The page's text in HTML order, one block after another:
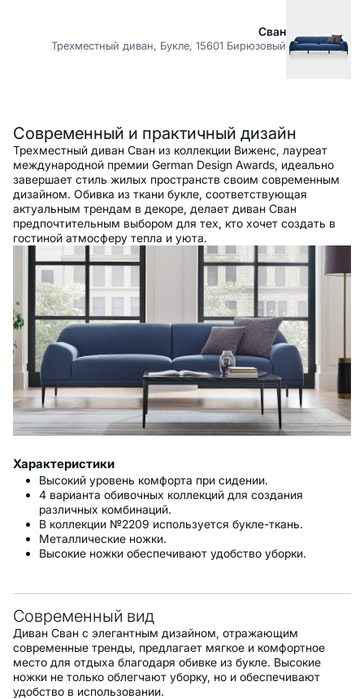
Сван
Трехместный диван, Букле, 15601 Бирюзовый
Современный и практичный дизайн
Трехместный диван Сван из коллекции Виженс, лауреат
международной премии German Design Awards, идеально
завершает стиль жилых пространств своим современным
дизайном. Обивка из ткани букле, соответствующая
актуальным трендам в декоре, делает диван Сван
предпочтительным выбором для тех, кто хочет создать в
гостиной атмосферу тепла и уюта.
Характеристики
Высокий уровень комфорта при сидении.
4 варианта обивочных коллекций для создания
различных комбинаций.
В коллекции №2209 используется букле-ткань.
Металлические ножки.
Высокие ножки обеспечивают удобство уборки.
Современный вид
Диван Сван с элегантным дизайном, отражающим
современные тренды, предлагает мягкое и комфортное
место для отдыха благодаря обивке из букле. Высокие
ножки не только облегчают уборку, но и обеспечивают
удобство в использовании.